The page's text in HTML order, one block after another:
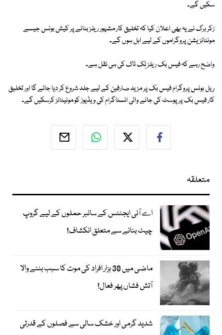
سکیں گے۔
زکر برگ نے یہ بھی اعلان کیا کہ تخلیق کار مشہور ریلز بنانے پر کیش بونس جیسے
مونٹائزیشن پروگراموں کے لیے اہل ہوں گے۔
واضح رہے کہ فیس بک ریلز ٹِک ٹاک کی ہی نقل ہے۔
رِیل بونس پروگرام فیس بک پر مزید صارفین کے لیے جلد شروع کر دیا جائے گا اور تخلیق
کار فیس بک پر پوسٹ کی جانے والی انسٹاگرام کی ویڈیوز کو مونیٹائز کرسکیں گے۔
متعلقہ
اے آئی ایجنٹس کے سائبر حملوں کے لیے گروپ
چیٹ بنانے سے متعلق انکشاف!
ماضی میں 30 ہزار افراد کی موت کا سبب بننے والا
آتش فشاں پھر فعال!
شدید گرمی اور خشک سالی سے فصلوں کے قدرتی